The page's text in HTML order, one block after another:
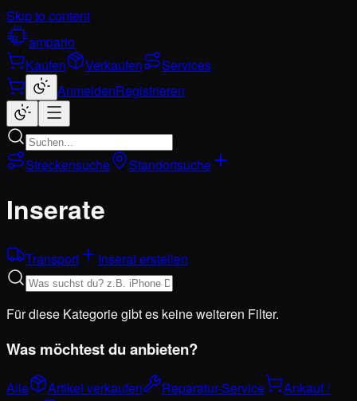
Skip to content
ampario
Kaufen
Verkaufen
Services
AnmeldenRegistrieren
Streckensuche Standortsuche
Inserate
Transport Inserat erstellen
Für diese Kategorie gibt es keine weiteren Filter.
Was möchtest du anbieten?
Alle Artikel verkaufen Reparatur-Service
Ankauf /